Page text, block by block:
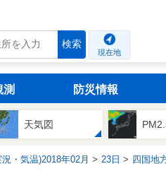
検索
現在地
測 防災情報
天気図
・気温)2018年02月 23日 四国地